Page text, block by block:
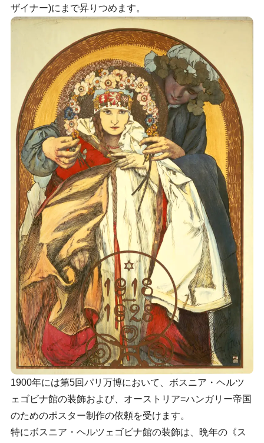
ザイナー)にまで昇りつめます。
1900年には第5回パリ万博において、ボスニア・ヘルツ
ェゴビナ館の装飾および、オーストリア=ハンガリー帝国
のためのポスター制作の依頼を受けます。
特にボスニア・ヘルツェゴビナ館の装飾は、晩年の《ス